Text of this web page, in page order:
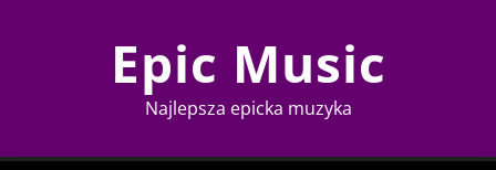
Epic Music
Najlepsza epicka muzyka